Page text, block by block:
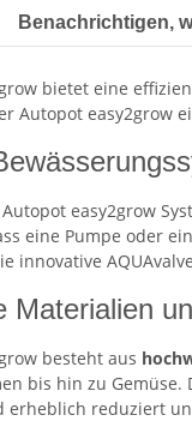
Benachrichtigen,
bietet eine
Autopot easy2grow
easy2grow
eine Pumpe oder
innovative
Materialien
besteht aus
bis hin zu
erheblich reduziert